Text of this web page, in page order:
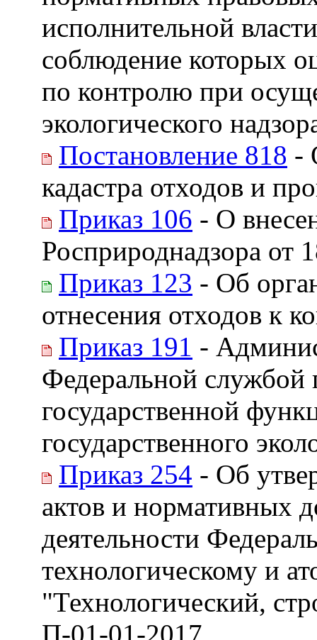
исполнительной
соблюдение которых
по контролю при
экологического
Постановление 818 -
кадастра отходов и
Приказ 106 - О
Росприроднадзора от
Приказ 123 - Об
отнесения отходов к
Приказ 191 -
Федеральной службой
государственной
государственного
Приказ 254 - Об
актов и нормативных
деятельности
технологическому и
"Технологический,
П-01-01-2017